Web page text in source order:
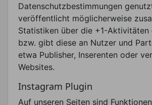
Datenschutzbestimmungen
veröffentlicht möglicherweise
Statistiken über die +1-Aktivitäten
bzw. gibt diese an Nutzer und
etwa Publisher, Inserenten oder
Websites.
Instagram Plugin
Auf unseren Seiten sind